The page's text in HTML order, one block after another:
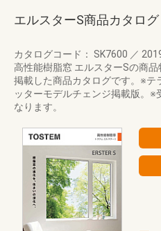
エルスターS商品カタログ
カタログコード： SK7600 ／
高性能樹脂窓 エルスターSの商
掲載した商品カタログです。※テ
ッターモデルチェンジ掲載版。※
なります。